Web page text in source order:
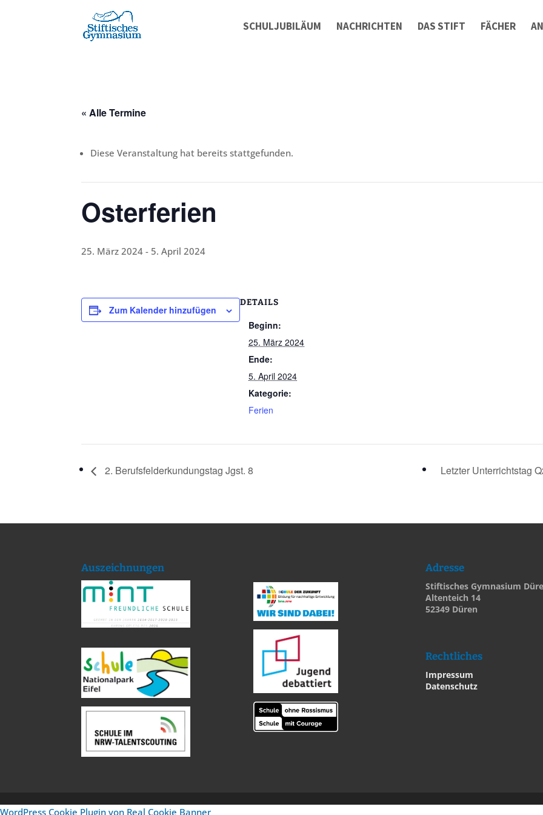
SCHULJUBILÄUM NACHRICHTEN DAS STIFT FÄCHER
« Alle Termine
Diese Veranstaltung hat bereits stattgefunden.
Osterferien
25. März 2024 - 5. April 2024
Zum Kalender hinzufügen
DETAILS
Beginn:
25. März 2024
Ende:
5. April 2024
Kategorie:
Ferien
2. Berufsfelderkundungstag Jgst. 8 Letzter Unterrichtstag
Auszeichnungen Adresse
Stiftisches Gymnasium
Altenteich 14
52349 Düren
Rechtliches
Impressum
Datenschutz
WordPress Cookie Plugin von Real Cookie Banner